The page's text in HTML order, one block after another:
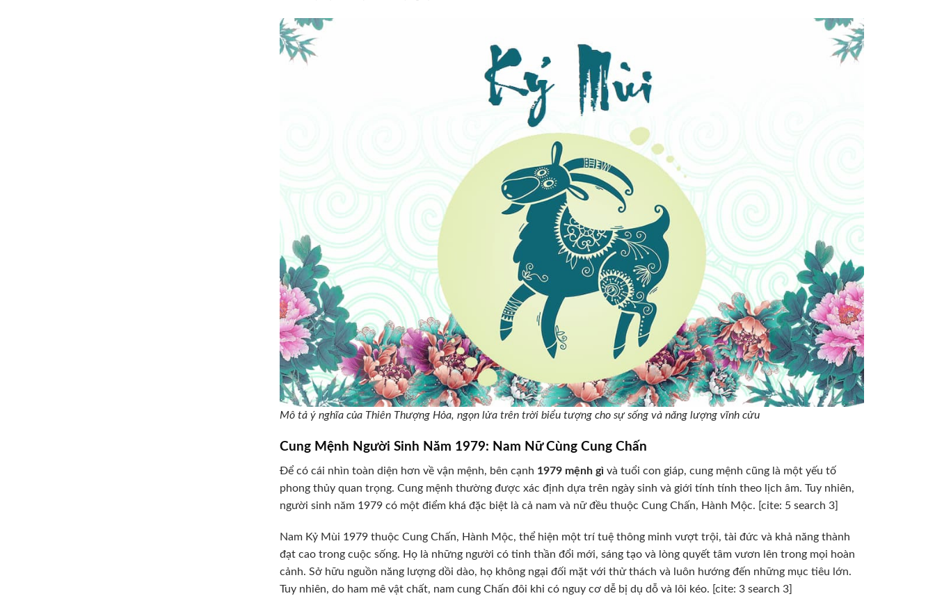
Mô tả ý nghĩa của Thiên Thượng Hỏa, ngọn lửa trên trời biểu tượng cho sự sống và năng lượng vĩnh cửu
Cung Mệnh Người Sinh Năm 1979: Nam Nữ Cùng Cung Chấn
Để có cái nhìn toàn diện hơn về vận mệnh, bên cạnh 1979 mệnh gì và tuổi con giáp, cung mệnh cũng là một yếu tố
phong thủy quan trọng. Cung mệnh thường được xác định dựa trên ngày sinh và giới tính tính theo lịch âm. Tuy nhiên,
người sinh năm 1979 có một điểm khá đặc biệt là cả nam và nữ đều thuộc Cung Chấn, Hành Mộc. [cite: 5 search 3]
Nam Kỷ Mùi 1979 thuộc Cung Chấn, Hành Mộc, thể hiện một trí tuệ thông minh vượt trội, tài đức và khả năng thành
đạt cao trong cuộc sống. Họ là những người có tinh thần đổi mới, sáng tạo và lòng quyết tâm vươn lên trong mọi hoàn
cảnh. Sở hữu nguồn năng lượng dồi dào, họ không ngại đối mặt với thử thách và luôn hướng đến những mục tiêu lớn.
Tuy nhiên, do ham mê vật chất, nam cung Chấn đôi khi có nguy cơ dễ bị dụ dỗ và lôi kéo. [cite: 3 search 3]